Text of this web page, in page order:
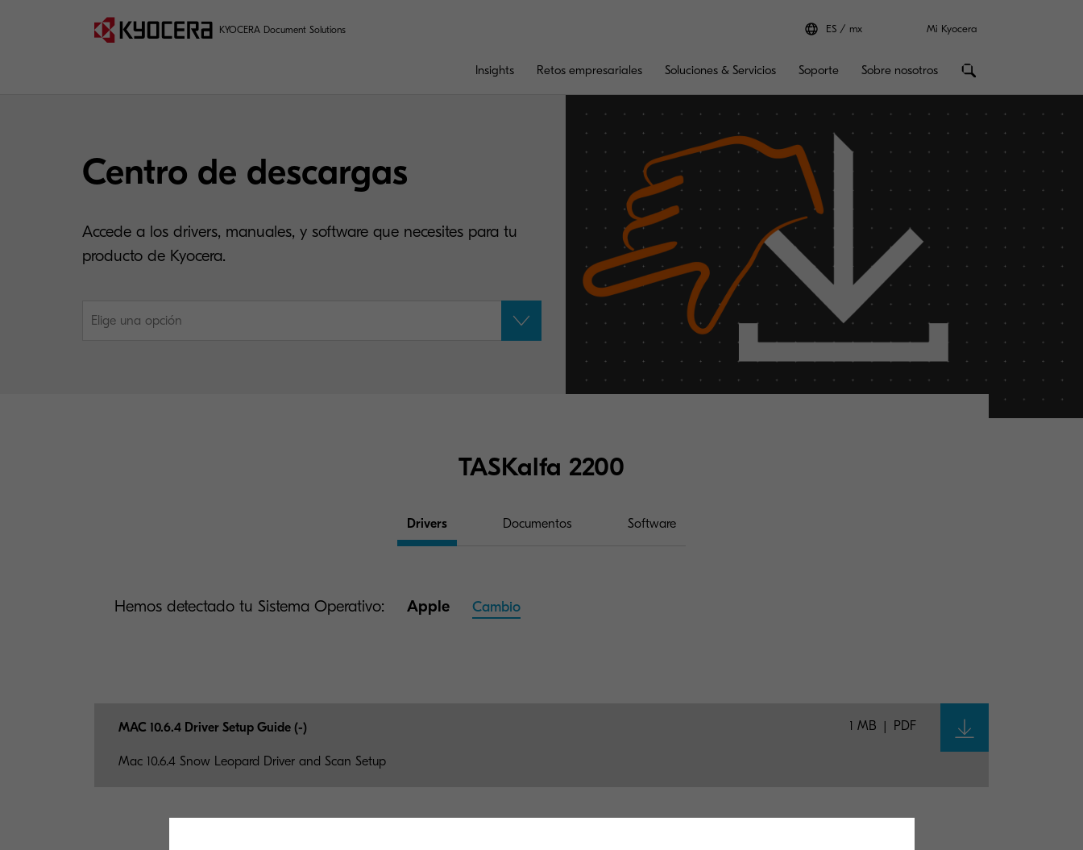
KYOCERA Document Solutions ES mx Mi Kyocera
Insights Retos empresariales Soluciones & Servicios Soporte Sobre nosotros
Centro de descargas
Accede a los drivers, manuales, y software que necesites para tu
producto de Kyocera.
Elige una opción
TASKalfa 2200
Drivers Documentos Software
Hemos detectado tu Sistema Operativo: Apple Cambio
MAC 10.6.4 Driver Setup Guide (-) 1 MB PDF
Mac 10.6.4 Snow Leopard Driver and Scan Setup